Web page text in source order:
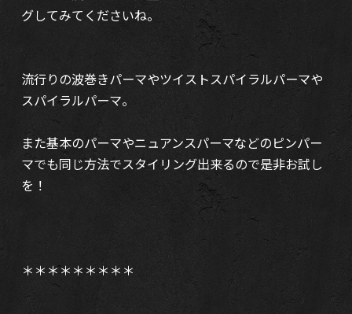
グしてみてくださいね。
流行りの波巻きパーマやツイストスパイラルパーマや
スパイラルパーマ。
また基本のパーマやニュアンスパーマなどのピンパー
マでも同じ方法でスタイリング出来るので是非お試し
を！
＊＊＊＊＊＊＊＊＊